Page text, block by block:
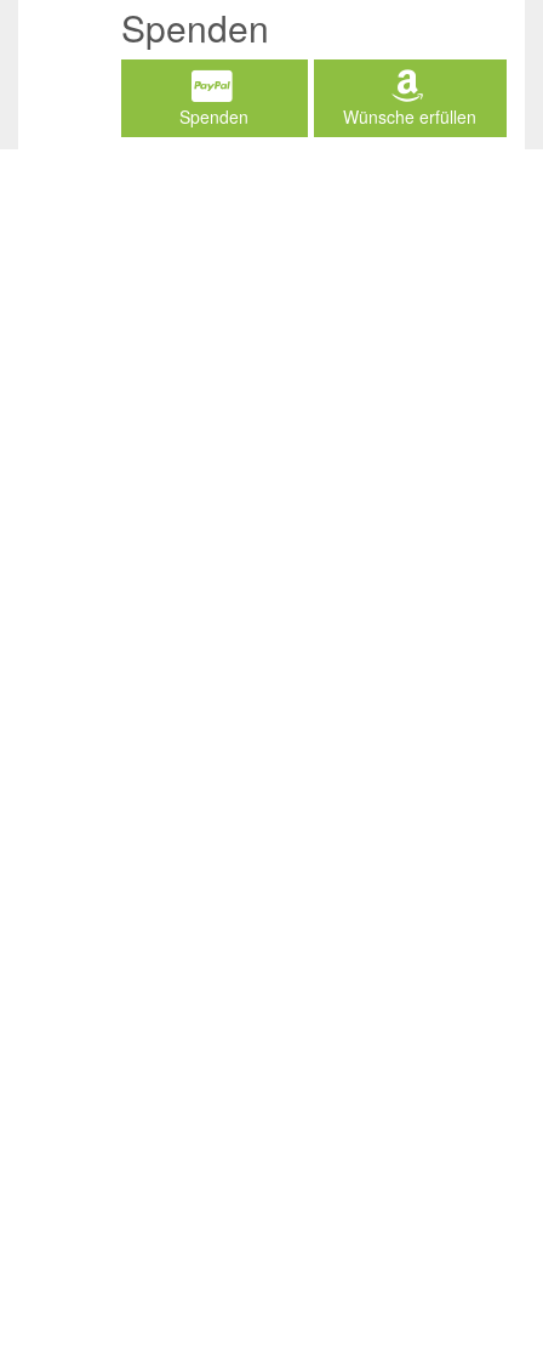
Spenden
Spenden Wünsche erfüllen